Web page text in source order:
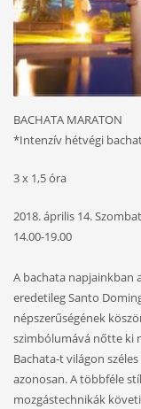
BACHATA MARATON
*Intenzív hétvégi
3 x 1,5 óra
2018. április 14. Szombat
14.00-19.00
A bachata napjainkban
eredetileg Santo
népszerűségének
szimbólumává nőtte ki
Bachata-t világon
azonosan. A többféle
mozgástechnikák